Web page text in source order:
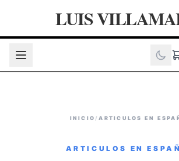
LUIS
INICIO /ARTICULOS EN
ARTICULOS EN